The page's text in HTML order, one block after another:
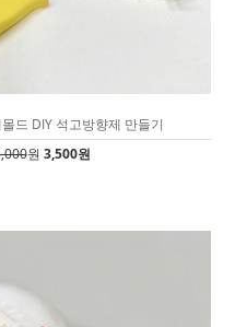
드 DIY 석고방향제 만들기
원 3,500원